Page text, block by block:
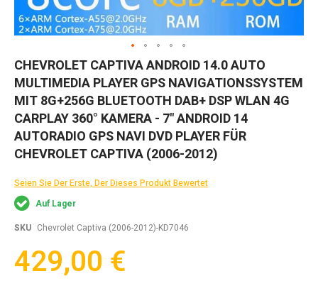
Zum
der
Bildgalerie
springen
CHEVROLET CAPTIVA ANDROID 14.0 AUTO
MULTIMEDIA PLAYER GPS NAVIGATIONSSYSTEM
MIT 8G+256G BLUETOOTH DAB+ DSP WLAN 4G
CARPLAY 360° KAMERA - 7" ANDROID 14
AUTORADIO GPS NAVI DVD PLAYER FÜR
CHEVROLET CAPTIVA (2006-2012)
Seien Sie Der Erste, Der Dieses Produkt Bewertet
Auf Lager
SKU Chevrolet Captiva (2006-2012)-KD7046
429,00 €